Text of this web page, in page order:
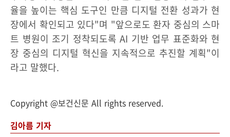
율을 높이는 핵심 도구인 만큼 디지털 전환 성과가 현
장에서 확인되고 있다"며 "앞으로도 환자 중심의 스마
트 병원이 조기 정착되도록 AI 기반 업무 표준화와 현
장 중심의 디지털 혁신을 지속적으로 추진할 계획"이
라고 말했다.
Copyright @보건신문 All rights reserved.
김아름 기자